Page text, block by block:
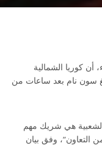
أن كوريا الشمالية
سون نام بعد ساعات من
هي شريك مهم
التعاون”، وفق بيان